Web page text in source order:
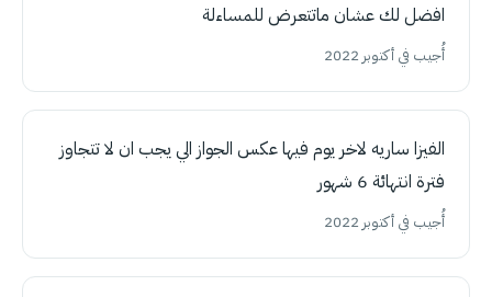
افضل لك عشان ماتتعرض للمساءلة
أُجيب في أكتوبر 2022
الفيزا ساريه لاخر يوم فيها عكس الجواز الي يجب ان لا تتجاوز
فترة انتهائة 6 شهور
أُجيب في أكتوبر 2022